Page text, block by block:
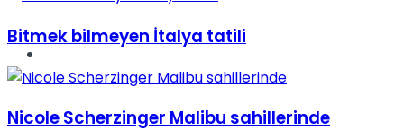
Bitmek bilmeyen İtalya tatili
Nicole Scherzinger Malibu sahillerinde